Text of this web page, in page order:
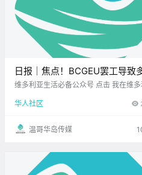
日报｜焦点！BCGEU罢工导致
类加工厂被迫停产！温哥华租客
维多利亚生活必备公众号 点击 我在维多利亚 关
5年9月11日 农历7月20日 星期四 处女
华人社区
温哥华岛传媒